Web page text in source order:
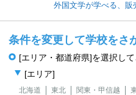
外国文学が学べる、
条件を変更して学校をさ
[エリア・都道府県]を選択し
[エリア]
北海道 東北 関東・甲信越